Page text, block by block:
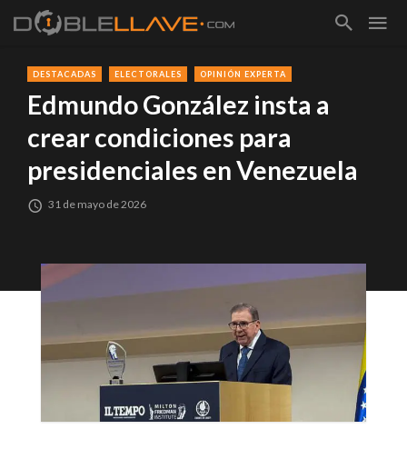
DESTACADAS ELECTORALES OPINIÓN EXPERTA
Edmundo González insta a
crear condiciones para
presidenciales en Venezuela
31 de mayo de 2026